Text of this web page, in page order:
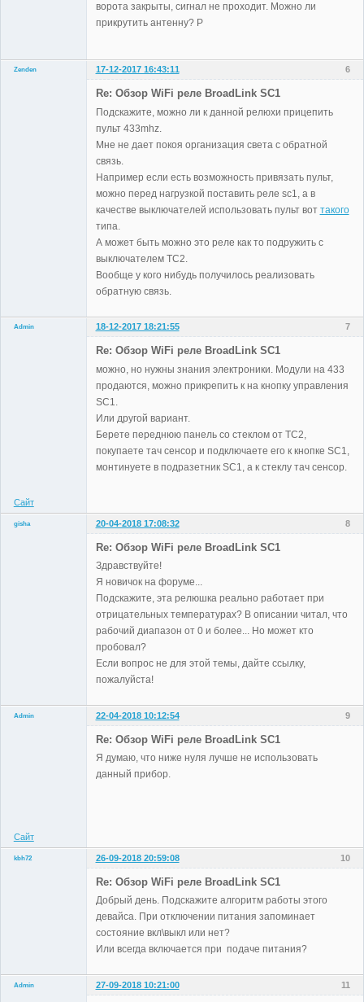
ворота закрыты, сигнал не проходит. Можно ли
прикрутить антенну? Р
6
Zenden
17-12-2017 16:43:11
Re: Обзор WiFi реле BroadLink SC1
Подскажите, можно ли к данной релюхи прицепить
пульт 433mhz.
Мне не дает покоя организация света с обратной
связь.
Например если есть возможность привязать пульт,
можно перед нагрузкой поставить реле sc1, а в
качестве выключателей использовать пульт вот такого
типа.
А может быть можно это реле как то подружить с
выключателем TC2.
Вообще у кого нибудь получилось реализовать
обратную связь.
7
Admin 18-12-2017 18:21:55
Re: Обзор WiFi реле BroadLink SC1
можно, но нужны знания электроники. Модули на 433
продаются, можно прикрепить к на кнопку управления
SC1.
Или другой вариант.
Берете переднюю панель со стеклом от TC2,
покупаете тач сенсор и подключаете его к кнопке SC1,
монтинуете в подразетник SC1, а к стеклу тач сенсор.
Сайт
8
gisha
20-04-2018 17:08:32
Re: Обзор WiFi реле BroadLink SC1
Здравствуйте!
Я новичок на форуме...
Подскажите, эта релюшка реально работает при
отрицательных температурах? В описании читал, что
рабочий диапазон от 0 и более... Но может кто
пробовал?
Если вопрос не для этой темы, дайте ссылку,
пожалуйста!
9
Admin 22-04-2018 10:12:54
Re: Обзор WiFi реле BroadLink SC1
Я думаю, что ниже нуля лучше не использовать
данный прибор.
Сайт
10
kbh72
26-09-2018 20:59:08
Re: Обзор WiFi реле BroadLink SC1
Добрый день. Подскажите алгоритм работы этого
девайса. При отключении питания запоминает
состояние вкл\выкл или нет?
Или всегда включается при подаче питания?
11
Admin 27-09-2018 10:21:00